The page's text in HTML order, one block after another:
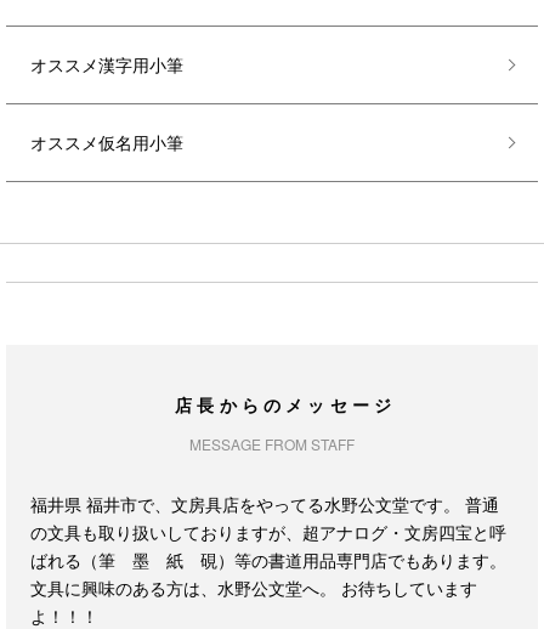
オススメ漢字用小筆
オススメ仮名用小筆
店長からのメッセージ
MESSAGE FROM STAFF
福井県 福井市で、文房具店をやってる水野公文堂です。 普通
の文具も取り扱いしておりますが、超アナログ・文房四宝と呼
ばれる（筆 墨 紙 硯）等の書道用品専門店でもあります。
文具に興味のある方は、水野公文堂へ。 お待ちしています
よ！！！